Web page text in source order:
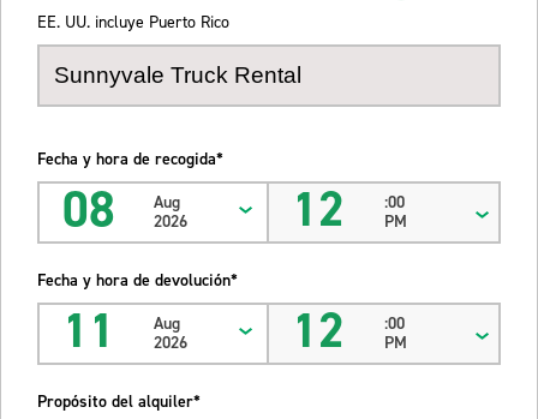
EE. UU. incluye Puerto Rico
Fecha y hora de recogida*
08
Aug
2026
12
:00
PM
Fecha y hora de devolución*
11
Aug
2026
12
:00
PM
Propósito del alquiler*